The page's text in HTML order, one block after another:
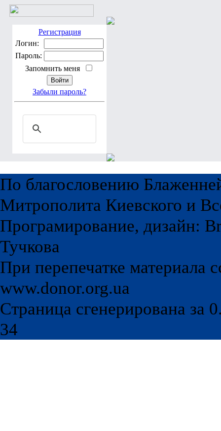
Регистрация
Логин:
Пароль:
Запомнить меня
Забыли пароль?
По благословению
Митрополита Киевского и
Програмирование, дизайн:
Тучкова
При перепечатке материала
www.donor.org.ua
Страница сгенерирована за
34